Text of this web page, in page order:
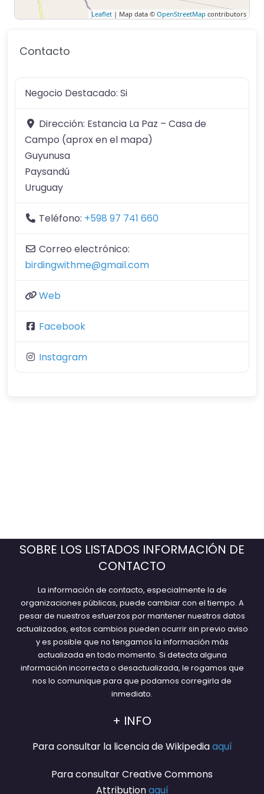
Leaflet | Map data © OpenStreetMap contributors
Contacto
Negocio Destacado: Si
Dirección: Estancia La Paz – Casa de
Campo (aprox en el mapa)
Guyunusa
Paysandú
Uruguay
Teléfono: +598 97 741 660
Correo electrónico:
birdingwithme@gmail.com
Web
Facebook
Instagram
SOBRE LOS LISTADOS INFORMACIÓN DE
CONTACTO
La información de contacto, especialmente la de
organizaciones públicas, puede cambiar con el tiempo. A
pesar de nuestros esfuerzos por mantener nuestros datos
actualizados, estos cambios pueden ocurrir sin previo aviso
y es posible que no tengamos la información más
actualizada en todo momento. Si detecta alguna
información incorrecta o desactualizada, le rogamos que
nos lo comunique para que podamos corregirla de
inmediato.
+ INFO
Para consultar la licencia de Wikipediaaquí
Para consultar Creative Commons
Attributionaquí